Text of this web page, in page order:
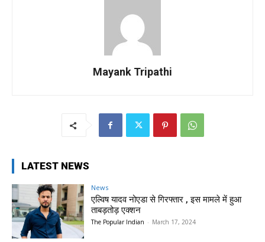
Mayank Tripathi
LATEST NEWS
News
एल्विष यादव नोएडा से गिरफ्तार , इस मामले में हुआ
ताबड़तोड़ एक्शन
The Popular Indian - March 17, 2024